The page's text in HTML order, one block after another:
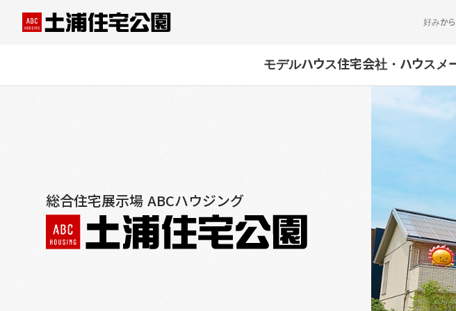
好みか
モデルハウス住宅会社・ハウスメ
総合住宅展示場 ABCハウジング